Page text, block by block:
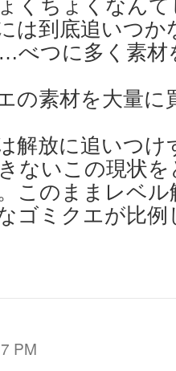
くちょくなん
は到底追いつ
べつに多く素材
の素材を大量に
解放に追いつけ
ないこの現状
このままレベ
ゴミクエが比
PM